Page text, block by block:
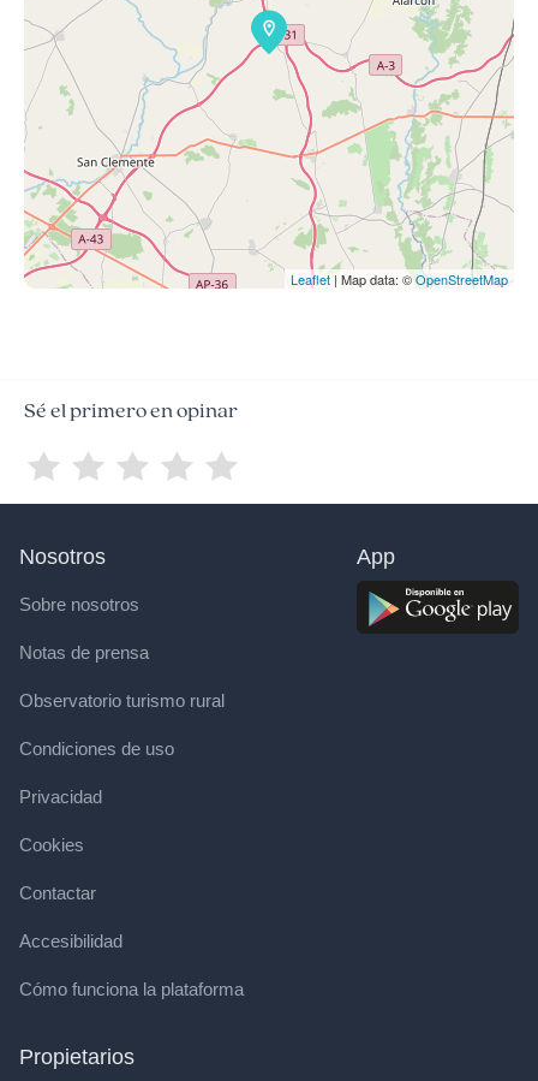
Leaflet | Map data: ©OpenStreetMap
Sé el primero en opinar
Nosotros
Sobre nosotros
Notas de prensa
Observatorio turismo rural
Condiciones de uso
Privacidad
Cookies
Contactar
Accesibilidad
Cómo funciona la plataforma
Propietarios
App